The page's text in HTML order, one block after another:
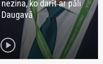
nezina, ko darīt ar pāli
Daugavā
play_circle